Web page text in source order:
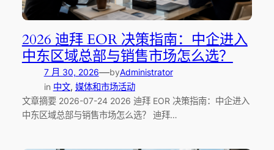
2026 迪拜 EOR 决策指南：中企进入
中东区域总部与销售市场怎么选？
7 月 30, 2026—byAdministrator
in 中文, 媒体和市场活动
文章摘要 2026-07-24 2026 迪拜 EOR 决策指南：中企进入
中东区域总部与销售市场怎么选？ 迪拜…